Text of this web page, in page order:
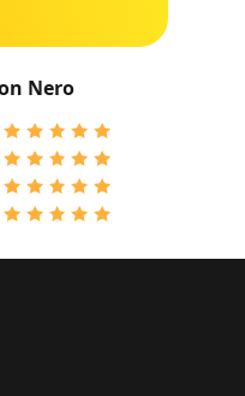
Nero